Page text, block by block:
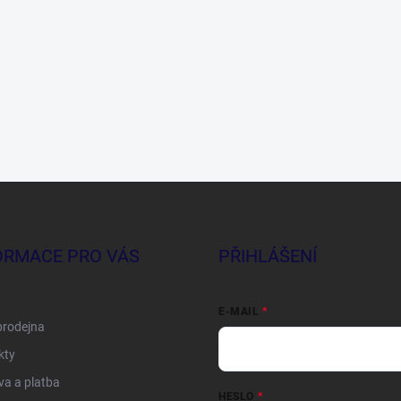
PRO VÁS
a platba
PŘIHLÁŠENÍ
E-MAIL
HESLO